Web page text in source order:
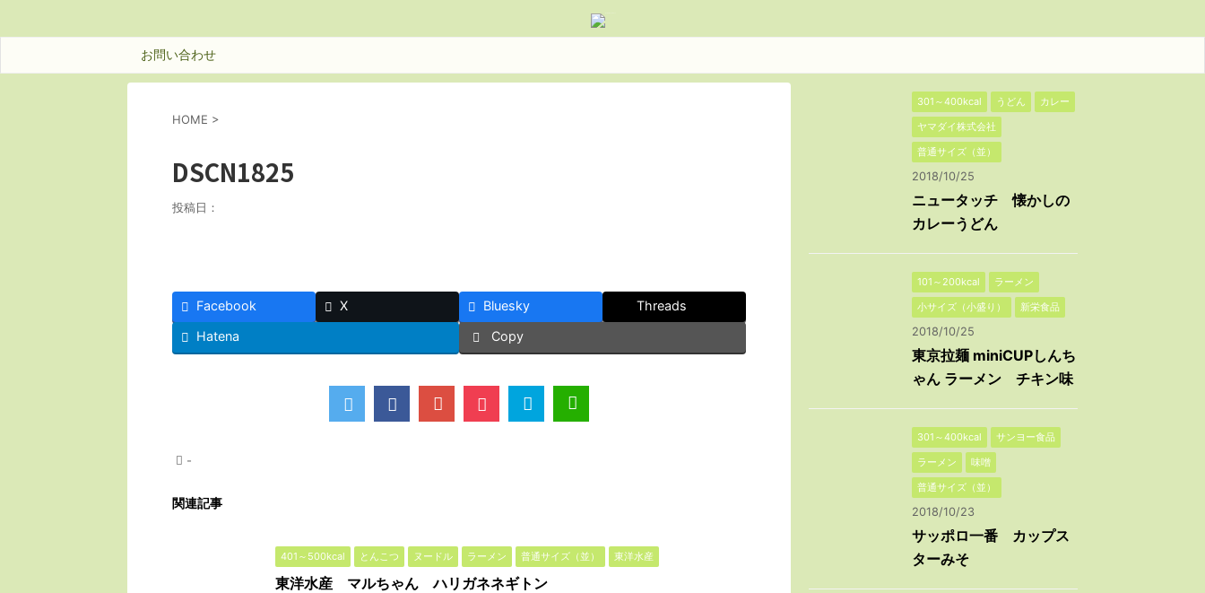
お問い合わせ
HOME >
DSCN1825
投稿日：
Facebook X Bluesky
Threads
Hatena
Copy
-
関連記事
401～500kcal とんこつ ヌードル ラーメン 普通サイズ（並） 東洋水産
東洋水産 マルちゃん ハリガネネギトン
301～400kcal うどん
カレー
ヤマダイ株式会社
普通サイズ（並）
2018/10/25
ニュータッチ 懐かしの
カレーうどん
101～200kcal
ラーメン
小サイズ（小盛り）
新栄食品
2018/10/25
東京拉麺 miniCUPしんち
ゃん ラーメン チキン味
301～400kcal
サンヨー食品
ラーメン
味噌
普通サイズ（並）
2018/10/23
サッポロ一番 カップス
ターみそ